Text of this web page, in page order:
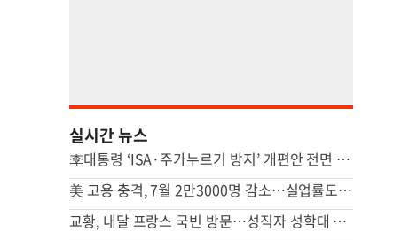
실시간 뉴스
李대통령 ‘ISA·주가누르기 방지’ 개편안 전면 재검토 지시
美 고용 충격, 7월 2만3000명 감소…실업률도 감소해 엇갈린 신호
교황, 내달 프랑스 국빈 방문…성직자 성학대 피해자 만난다